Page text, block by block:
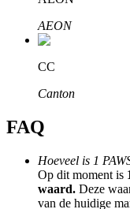
Bitrue Affiliates
Tot 65%
AEON
CC
Canton
FAQ
Hoeveel is 1
Op dit moment is
waard. Deze
van de huidige